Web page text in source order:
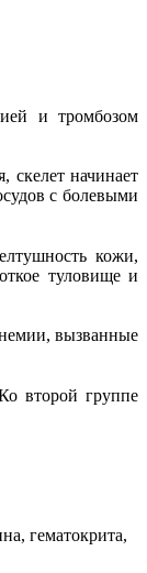
и тромбозом
скелет начинает
с болевыми
кожи,
туловище и
вызванные
второй группе
гематокрита,